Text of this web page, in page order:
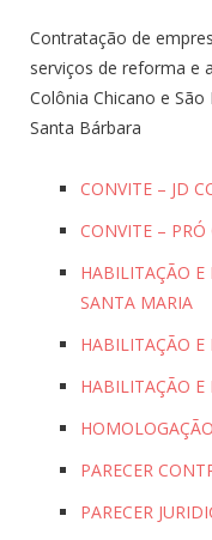
Contratação de
serviços de reforma e
Colônia Chicano e
Santa Bárbara
CONVITE – JD
CONVITE –
HABILITAÇÃO E
SANTA MARIA
HABILITAÇÃO E
HABILITAÇÃO E
PARECER
PARECER